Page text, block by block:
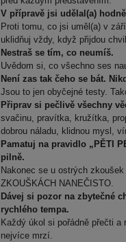
V přípravě jsi udělal(a)
Proti tomu, co jsi uměl(a) v
uklidňuj vždy, když přijdou
Nestraš se tím, co neumíš.
Uvědom si, co všechno ses
Není zas tak čeho se bát.
Jsou to jen obyčejné testy.
Připrav si pečlivě všechny
svačinu, pravítka, kružítka,
dobrou náladu, klidnou mysl,
Pamatuj na pravidlo „PĚTI
pilně.
Nakonec se u ostrých
ZKOUŠKÁCH NANEČISTO.
Dávej si pozor na zbytečné
rychlého tempa.
Každý úkol si pořádně přečti
nejvíce mrzí.